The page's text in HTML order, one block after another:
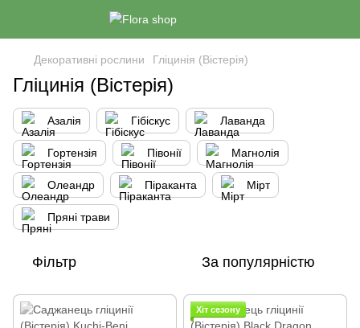
Декоративні рослини Гліцинія (Вістерія)
Гліцинія (Вістерія)
Азалія Гібіскус Лаванда
Гортензія Півонії Магнолія
Олеандр Піраканта Мірт
Пряні трави
Фільтр За популярністю
Хіт сезону